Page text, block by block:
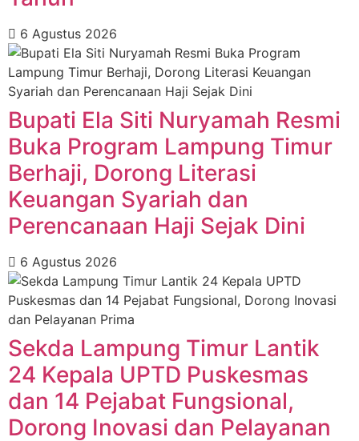
6 Agustus 2026
Bupati Ela Siti Nuryamah Resmi
Buka Program Lampung Timur
Berhaji, Dorong Literasi
Keuangan Syariah dan
Perencanaan Haji Sejak Dini
6 Agustus 2026
‎Sekda Lampung Timur Lantik
24 Kepala UPTD Puskesmas
dan 14 Pejabat Fungsional,
Dorong Inovasi dan Pelayanan